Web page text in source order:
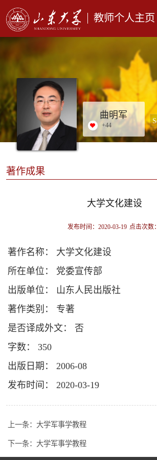
教师个人主页
曲明军
+44
著作成果
大学文化建设
发布时间：2020-03-19 点击次数：
著作名称： 大学文化建设
所在单位： 党委宣传部
出版单位： 山东人民出版社
著作类别： 专著
是否译成外文： 否
字数： 350
出版日期： 2006-08
发布时间： 2020-03-19
上一条： 大学军事学教程
下一条： 大学军事学教程